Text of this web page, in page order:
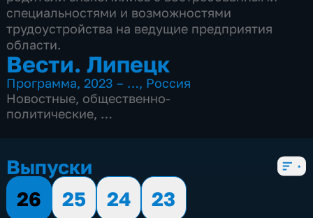
специальностями и возможностями
трудоустройства на ведущие предприятия
области.
Вести. Липецк
Программа,2023 – …, Россия
Новостные, общественно-
политические,
Выпуски
26
25 24
23